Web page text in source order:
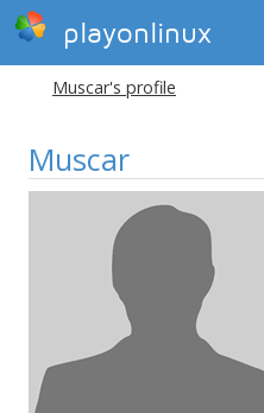
playonlinux
Muscar's profile
Muscar